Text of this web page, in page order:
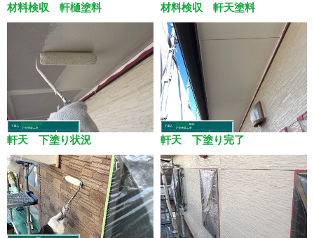
材料検収 軒樋塗料 材料検収 軒天塗料
軒天 下塗り状況 軒天 下塗り完了